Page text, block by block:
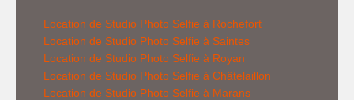
Location de Studio Photo Selfie à Rochefort
Location de Studio Photo Selfie à Saintes
Location de Studio Photo Selfie à Royan
Location de Studio Photo Selfie à Châtelaillon
Location de Studio Photo Selfie à Marans